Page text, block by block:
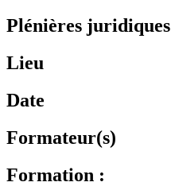
Plénières juridiques
Lieu
Date
Formateur(s)
Formation :